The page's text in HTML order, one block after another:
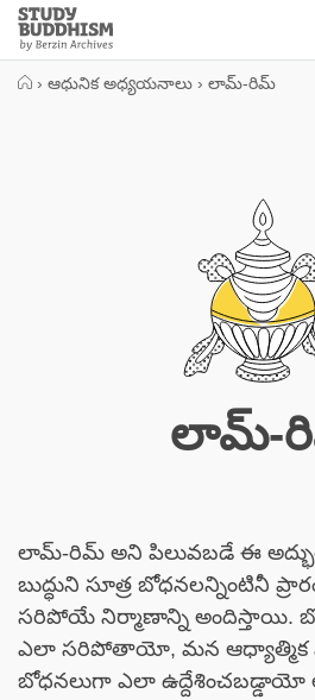
Close
Study
Buddhism
› ఆధునిక అధ్యయనాలు › లామ్-రిమ్
లామ్-
లామ్-రిమ్ అని పిలువబడే ఈ
బుద్ధుని సూత్ర బోధనలన్నింటినీ
సరిపోయే నిర్మాణాన్ని అందిస్తాయి.
ఎలా సరిపోతాయో, మన ఆధ్యాత్మిక
బోధనలుగా ఎలా ఉద్దేశించబడ్డాయో